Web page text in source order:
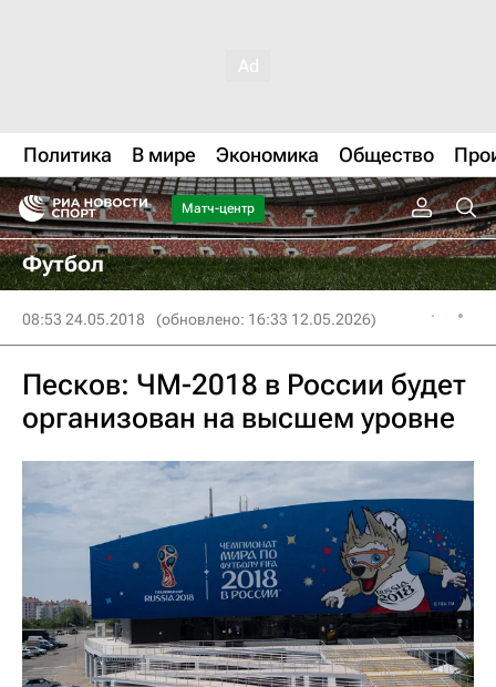
Политика В мире Экономика Общество
Матч-центр
Футбол
08:53 24.05.2018 (обновлено: 16:33 12.05.2026)
Песков: ЧМ-2018 в России будет
организован на высшем уровне